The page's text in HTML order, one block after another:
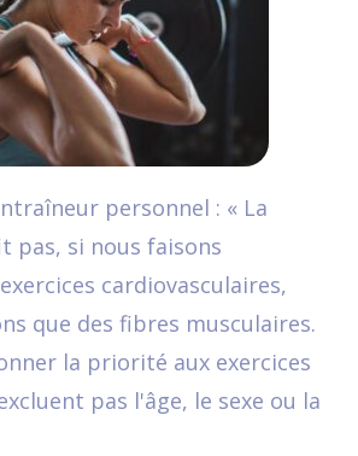
personnel : « La
pas, si nous faisons
cardiovasculaires,
que des fibres musculaires.
la priorité aux exercices
pas l'âge, le sexe ou la